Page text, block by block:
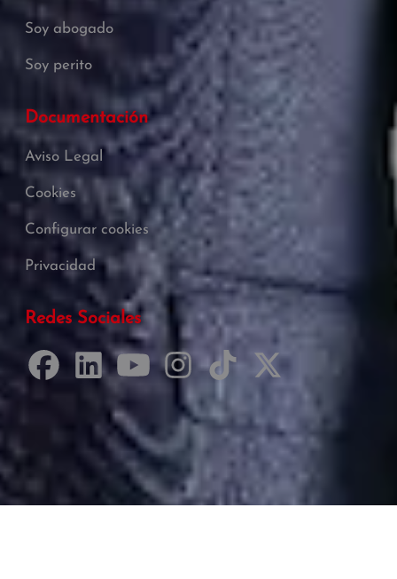
Soy abogado
Soy perito
Documentación
Aviso Legal
Cookies
Configurar cookies
Privacidad
Redes Sociales
Desarrollado por Just Quality